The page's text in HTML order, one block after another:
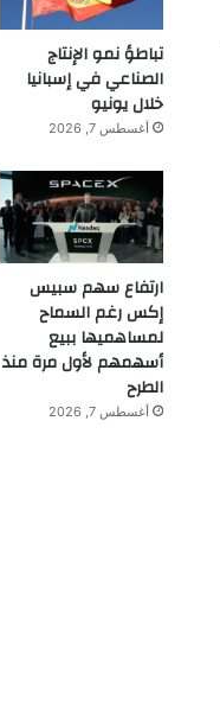
تباطؤ نمو الإنتاج
الصناعي في إسبانيا
خلال يونيو
أغسطس 7, 2026
ارتفاع سهم سبيس
إكس رغم السماح
لمساهميها ببيع
أسهمهم لأول مرة منذ
الطرح
أغسطس 7, 2026